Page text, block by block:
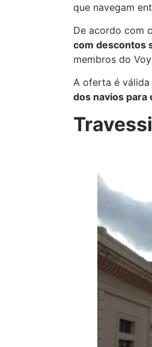
que navegam
De acordo com
com descontos
membros do
A oferta é
dos navios para